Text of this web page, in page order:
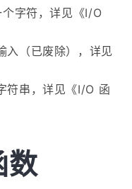
字符，详见《I/O
（已废除），详见
符串，详见《I/O 函
数